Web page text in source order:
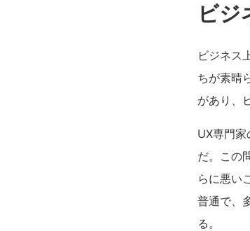
ビジ
ビジネス
ちが素晴
があり、
UX専門
だ。この
らに悪い
普通で、
る。